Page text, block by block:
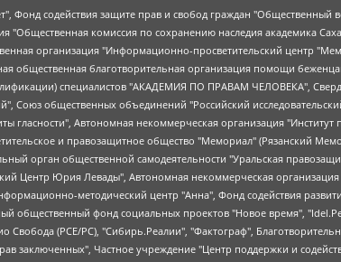
10.06.2014), Некоммерческая организация "Фонд по борьбе с коррупцией", Автономная некоммерческая организация "Институт права и публичной политики", Баданин Роман Сергеевич, Гликин Максим Александрович, Железнова Мария Михайловна, Лукьянова Юлия Сергеевна, Маетная Елизавета Витальевна, Маняхин Петр Борисович, Чуракова Ольга Владимировна, Ярош Юлия Петровна, Юридическое лицо "The Insider SIA", зарегистрированное в Риге, Латвийская Республика (дата регистрации 26.06.2015), являющееся администратором доменного имени интернет-издания "The Insider SIA", https://theins.ru, Постернак Алексей Евгеньевич, Рубин Михаил Аркадьевич, Анин Роман Александрович, Юридическое лицо Istories fonds, зарегистрированное в Латвийской Республике (регистрационный номер 50008295751, дата регистрации 24.02.2020), Великовский Дмитрий Александрович, Долинина Ирина Николаевна, Мароховская Алеся Алексеевна, Шлейнов Роман Юрьевич, Шмагун Олеся Валентиновна, Общество с ограниченной ответственностью "Альтаир 2021", Общество с ограниченной ответственностью "Вега 2021", Общество с ограниченной ответственностью "Главный редактор 2021", Общество с ограниченной ответственностью "Ромашки монолит", Важенков Артем Валерьевич, Ивановская областная общественная организация "Центр гендерных исследований", Гурман Юрий Альбертович, Медиапроект "ОВД-Инфо", Егоров Владимир Владимирович, Жилинский Владимир Александрович, Общество с ограниченной ответственностью "ЗП", Иванова София Юрьевна, Карезина Инна Павловна, Кильтау Екатерина Викторовна, Петров Алексей Викторович, Пискунов Сергей Евгеньевич, Смирнов Сергей Сергеевич, Тихонов Михаил Сергеевич, Общество с ограниченной ответственностью "ЖУРНАЛИСТ-ИНОСТРАННЫЙ АГЕНТ", Арапова Галина Юрьевна, Вольтская Татьяна Анатольевна, Американская компания "Mason G.E.S. Anonymous Foundation" (США), являющаяся владельцем интернет-издания https://mnews.world/, Компания "Stichting Bellingcat", зарегистрированная в Нидерландах (дата регистрации 11.07.2018), Захаров Андрей Вячеславович, Клепиковская Екатерина Дмитриевна, Общество с ограниченной ответственностью "МЕМО", Перл Роман Александрович, Симонов Евгений Алексеевич, Соловьева Елена Анатольевна, Сотников Даниил Владимирович, Сурначева Елизавета Дмитриевна, Автономная некоммерческая организация по защите прав человека и информированию населения "Якутия – Наше Мнение", Общество с ограниченной ответственностью "Москоу диджитал медиа", с 26.01.2023 Общество с ограниченной ответственностью "Чайка Белые сады", Ветошкина Валерия Валерьевна, Заговора Максим Александрович, Межрегиональное общественное движение "Российская ЛГБТ - сеть", Оленичев Максим Владимирович, Павлов Иван Юрьевич, Скворцова Елена Сергеевна, Общество с ограниченной ответственностью "Как бы инагент", Кочетков Игорь Викторович, Общество с ограниченной ответственностью